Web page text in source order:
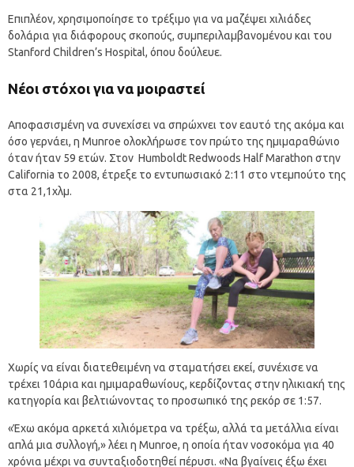
Επιπλέον, χρησιμοποίησε το τρέξιμο για να μαζέψει χιλιάδες
δολάρια για διάφορους σκοπούς, συμπεριλαμβανομένου και του
Stanford Children’s Hospital, όπου δούλευε.
Νέοι στόχοι για να μοιραστεί
Αποφασισμένη να συνεχίσει να σπρώχνει τον εαυτό της ακόμα και
όσο γερνάει, η Munroe ολοκλήρωσε τον πρώτο της ημιμαραθώνιο
όταν ήταν 59 ετών. Στον Humboldt Redwoods Half Marathon στην
California το 2008, έτρεξε το εντυπωσιακό 2:11 στο ντεμπούτο της
στα 21,1χλμ.
Χωρίς να είναι διατεθειμένη να σταματήσει εκεί, συνέχισε να
τρέχει 10άρια και ημιμαραθωνίους, κερδίζοντας στην ηλικιακή της
κατηγορία και βελτιώνοντας το προσωπικό της ρεκόρ σε 1:57.
«Έχω ακόμα αρκετά χιλιόμετρα να τρέξω, αλλά τα μετάλλια είναι
απλά μια συλλογή,» λέει η Munroe, η οποία ήταν νοσοκόμα για 40
χρόνια μέχρι να συνταξιοδοτηθεί πέρυσι. «Να βγαίνεις έξω έχει